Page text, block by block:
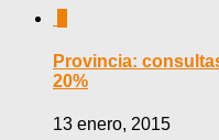
Provincia:
20%
13 enero, 2015